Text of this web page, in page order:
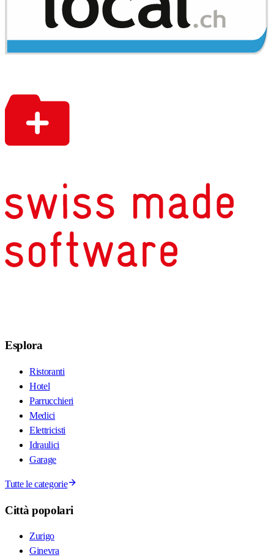
Esplora
Ristoranti
Hotel
Parrucchieri
Medici
Elettricisti
Idraulici
Garage
Tutte le categorie
Città popolari
Zurigo
Ginevra